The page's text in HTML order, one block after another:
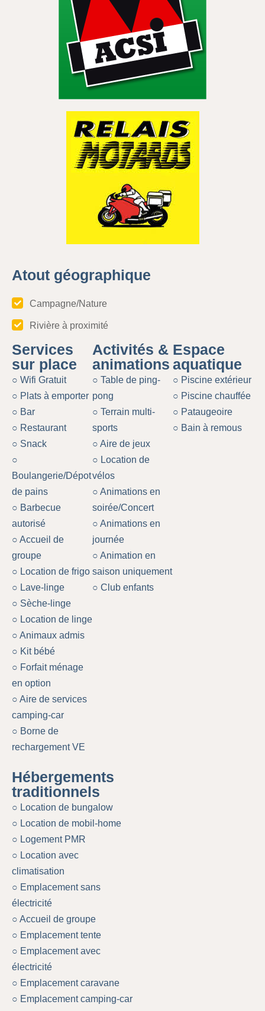
Atout géographique
Campagne/Nature
Rivière à proximité
Services
sur place
○ Wifi Gratuit
○ Plats à emporter
○ Bar
○ Restaurant
○ Snack
○
Boulangerie/Dépot
de pains
○ Barbecue
autorisé
○ Accueil de
groupe
○ Location de frigo
○ Lave-linge
○ Sèche-linge
○ Location de linge
○ Animaux admis
○ Kit bébé
○ Forfait ménage
en option
○ Aire de services
camping-car
○ Borne de
rechargement VE
Activités &
animations
○ Table de ping-
pong
○ Terrain multi-
sports
○ Aire de jeux
○ Location de
vélos
○ Animations en
soirée/Concert
○ Animations en
journée
○ Animation en
saison uniquement
○ Club enfants
Espace
aquatique
○ Piscine extérieur
○ Piscine chauffée
○ Pataugeoire
○ Bain à remous
Hébergements
traditionnels
○ Location de bungalow
○ Location de mobil-home
○ Logement PMR
○ Location avec
climatisation
○ Emplacement sans
électricité
○ Accueil de groupe
○ Emplacement tente
○ Emplacement avec
électricité
○ Emplacement caravane
○ Emplacement camping-car